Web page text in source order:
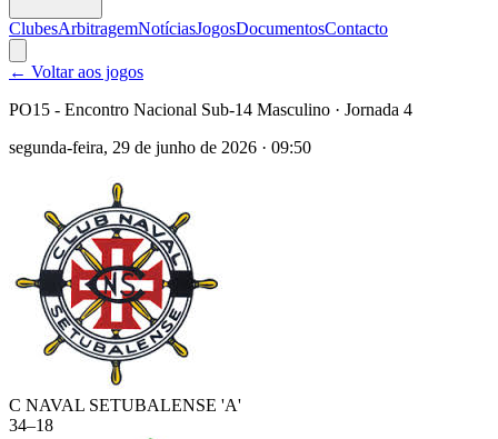
ClubesArbitragemNotíciasJogosDocumentosContacto
← Voltar aos jogos
PO15 - Encontro Nacional Sub-14 Masculino · Jornada 4
segunda-feira, 29 de junho de 2026 · 09:50
C NAVAL SETUBALENSE 'A'
34–18